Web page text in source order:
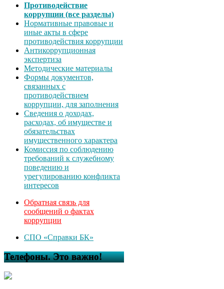
Противодействие
коррупции (все разделы)
Нормативные правовые и
иные акты в сфере
противодействия коррупции
Антикоррупционная
экспертиза
Методические материалы
Формы документов,
связанных с
противодействием
коррупции, для заполнения
Сведения о доходах,
расходах, об имуществе и
обязательствах
имущественного характера
Комиссия по соблюдению
требований к служебному
поведению и
урегулированию конфликта
интересов
Обратная связь для
сообщений о фактах
коррупции
СПО «Справки БК»
Телефоны. Это важно!